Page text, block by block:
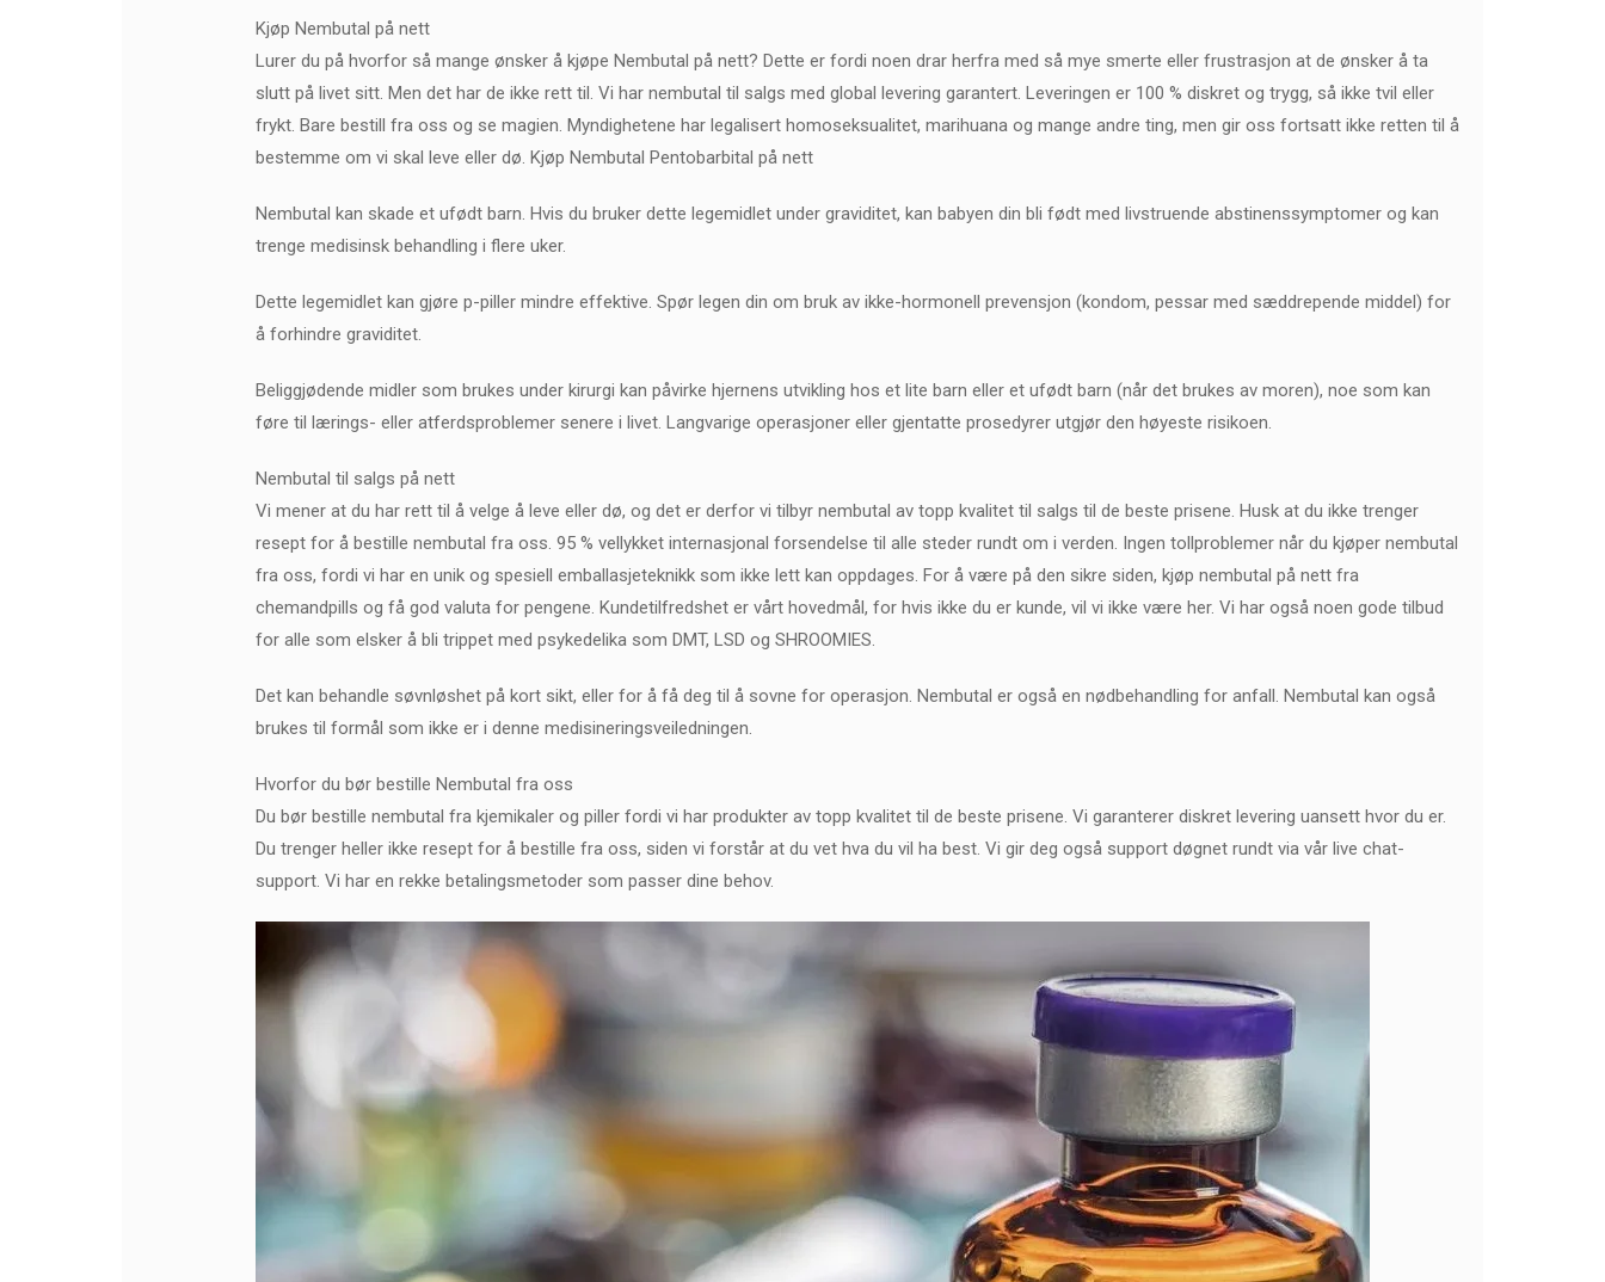
Kjøp Nembutal på nett
Lurer du på hvorfor så mange ønsker å kjøpe Nembutal på nett? Dette er fordi noen drar herfra med så mye smerte eller frustrasjon at de ønsker å ta
slutt på livet sitt. Men det har de ikke rett til. Vi har nembutal til salgs med global levering garantert. Leveringen er 100 % diskret og trygg, så ikke tvil eller
frykt. Bare bestill fra oss og se magien. Myndighetene har legalisert homoseksualitet, marihuana og mange andre ting, men gir oss fortsatt ikke retten til å
bestemme om vi skal leve eller dø. Kjøp Nembutal Pentobarbital på nett
Nembutal kan skade et ufødt barn. Hvis du bruker dette legemidlet under graviditet, kan babyen din bli født med livstruende abstinenssymptomer og kan
trenge medisinsk behandling i flere uker.
Dette legemidlet kan gjøre p-piller mindre effektive. Spør legen din om bruk av ikke-hormonell prevensjon (kondom, pessar med sæddrepende middel) for
å forhindre graviditet.
Beliggjødende midler som brukes under kirurgi kan påvirke hjernens utvikling hos et lite barn eller et ufødt barn (når det brukes av moren), noe som kan
føre til lærings- eller atferdsproblemer senere i livet. Langvarige operasjoner eller gjentatte prosedyrer utgjør den høyeste risikoen.
Nembutal til salgs på nett
Vi mener at du har rett til å velge å leve eller dø, og det er derfor vi tilbyr nembutal av topp kvalitet til salgs til de beste prisene. Husk at du ikke trenger
resept for å bestille nembutal fra oss. 95 % vellykket internasjonal forsendelse til alle steder rundt om i verden. Ingen tollproblemer når du kjøper nembutal
fra oss, fordi vi har en unik og spesiell emballasjeteknikk som ikke lett kan oppdages. For å være på den sikre siden, kjøp nembutal på nett fra
chemandpills og få god valuta for pengene. Kundetilfredshet er vårt hovedmål, for hvis ikke du er kunde, vil vi ikke være her. Vi har også noen gode tilbud
for alle som elsker å bli trippet med psykedelika som DMT, LSD og SHROOMIES.
Det kan behandle søvnløshet på kort sikt, eller for å få deg til å sovne for operasjon. Nembutal er også en nødbehandling for anfall. Nembutal kan også
brukes til formål som ikke er i denne medisineringsveiledningen.
Hvorfor du bør bestille Nembutal fra oss
Du bør bestille nembutal fra kjemikaler og piller fordi vi har produkter av topp kvalitet til de beste prisene. Vi garanterer diskret levering uansett hvor du er.
Du trenger heller ikke resept for å bestille fra oss, siden vi forstår at du vet hva du vil ha best. Vi gir deg også support døgnet rundt via vår live chat-
support. Vi har en rekke betalingsmetoder som passer dine behov.